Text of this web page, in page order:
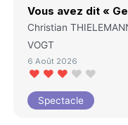
Vous avez dit «
Christian
VOGT
6 Août 2026
Spectacle